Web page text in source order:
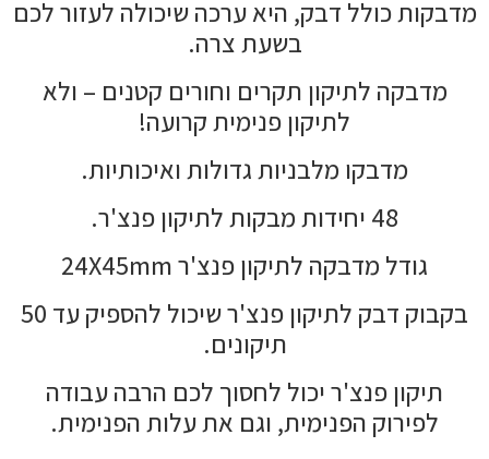
מדבקות כולל דבק, היא ערכה שיכולה לעזור לכם
בשעת צרה.
מדבקה לתיקון תקרים וחורים קטנים – ולא
לתיקון פנימית קרועה!
מדבקו מלבניות גדולות ואיכותיות.
48 יחידות מבקות לתיקון פנצ'ר.
גודל מדבקה לתיקון פנצ'ר 24X45mm
בקבוק דבק לתיקון פנצ'ר שיכול להספיק עד 50
תיקונים.
תיקון פנצ'ר יכול לחסוך לכם הרבה עבודה
לפירוק הפנימית, וגם את עלות הפנימית.